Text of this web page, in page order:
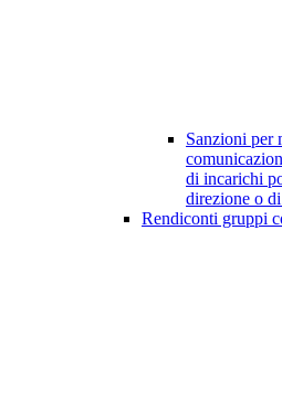
Sanzioni per
di incarichi
direzione o
Rendiconti gruppi